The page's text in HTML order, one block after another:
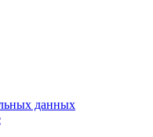
данных